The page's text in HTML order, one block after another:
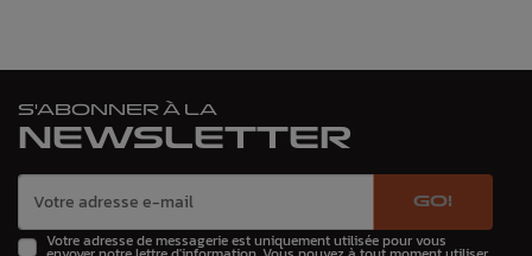
S'ABONNER À LA
NEWSLETTER
GO!
Votre adresse de messagerie est uniquement utilisée pour vous